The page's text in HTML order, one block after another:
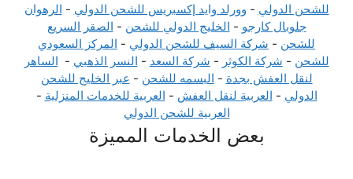
للشحن الدولي - وورلد وايد إكسبريس للشحن الدولي - الرهوان
جلوبال كارجو - الخليج الدولي للشحن - الصقر السريع
للشحن - شركة السيف للشحن الدولي - المركز السعودي
للشحن - شركة الكوثر - شركة السعد - النسر الذهبي - الساهر
لنقل العفش بجدة - البسمه للشحن - عبر الخليج للشحن
الدولي - العربية لنقل العفش - العربية للخدمات المنزلية -
العربية للشحن الدولي
بعض الخدمات المميزة